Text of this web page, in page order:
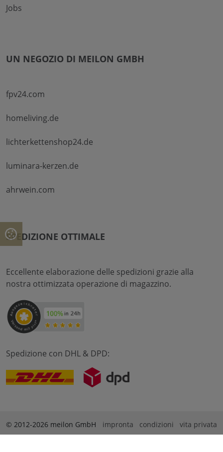
Jobs
UN NEGOZIO DI MEILON GMBH
fpv24.com
homeliving.de
lichterkettenshop24.de
luminara-kerzen.de
ahrwein.com
SPEDIZIONE OTTIMALE
Eccellente elaborazione delle spedizioni grazie alla
nostra ottimizzata operazione di magazzino.
Spedizione con DHL & DPD:
© 2012-2026 meilon GmbH impronta condizioni vita privata